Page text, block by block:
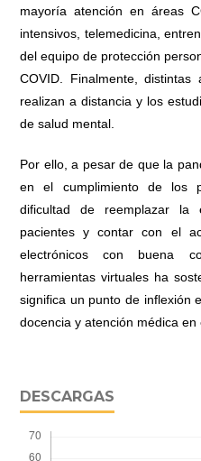
mayoría atención en áreas
intensivos, telemedicina,
del equipo de protección
COVID. Finalmente, distintas
realizan a distancia y los
de salud mental.
Por ello, a pesar de que la
en el cumplimiento de los
dificultad de reemplazar la
pacientes y contar con el
electrónicos con buena
herramientas virtuales ha
significa un punto de inflexión
docencia y atención médica en
DESCARGAS